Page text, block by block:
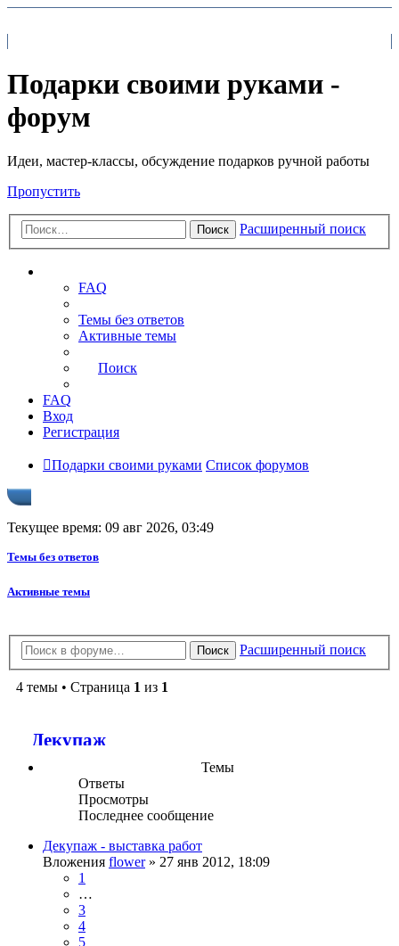
Подарки своими руками -
форум
Идеи, мастер-классы, обсуждение подарков ручной работы
Пропустить
Поиск Расширенный поиск
FAQ
Темы без ответов
Активные темы
Поиск
FAQ
Вход
Регистрация
Подарки своими руками Список форумов
Текущее время: 09 авг 2026, 03:49
Темы без ответов
Активные темы
Поиск Расширенный поиск
4 темы • Страница 1 из 1
Декупаж
Темы
Ответы
Просмотры
Последнее сообщение
Декупаж - выставка работ
Вложения flower» 27 янв 2012, 18:09
1
…
3
4
5